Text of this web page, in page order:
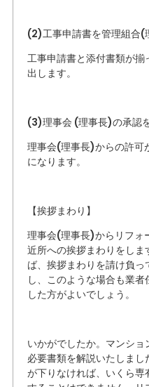
(2)工事申請書を管理組合(
工事申請書と添付書類が
出します。
(3)理事会 (理事長)の承認
理事会(理事長)からの許可
になります。
【挨拶まわり】
理事会(理事長)からリフォ
近所への挨拶まわりをし
ば、挨拶まわりを請け負
し、このような場合も業
した方がよいでしょう。
いかがでしたか。マンシ
必要書類を解説いたしま
が下りなければ、いくら